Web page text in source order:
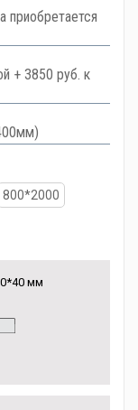
приобретается
+ 3850 руб. к
800*2000
мм